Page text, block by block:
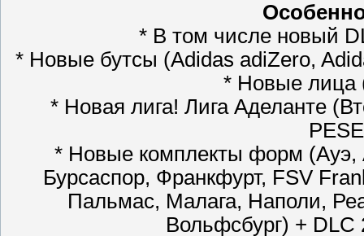
* В том числе новый
* Новые бутсы (Adidas adiZero,
* Новые лица
* Новая лига! Лига Аделанте
* Новые комплекты форм (Ауэ,
Бурсаспор, Франкфурт, FSV
Пальмас, Малага, Наполи,
Вольфсбург) +